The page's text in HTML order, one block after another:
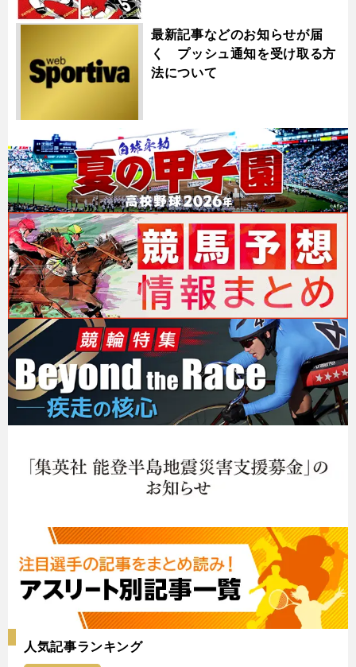
最新記事などのお知らせが届
く プッシュ通知を受け取る方
法について
人気記事ランキング